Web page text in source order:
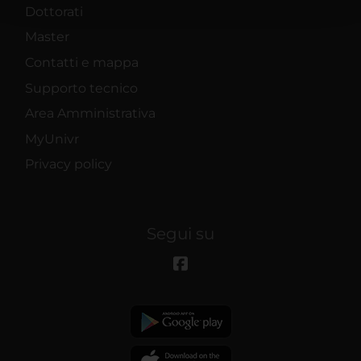
con altre informazioni che hai fornito loro o che hanno
raccolto dal tuo utilizzo dei loro servizi.
Dottorati
Master
Contatti e mappa
Supporto tecnico
Area Amministrativa
MyUnivr
Privacy policy
Segui su